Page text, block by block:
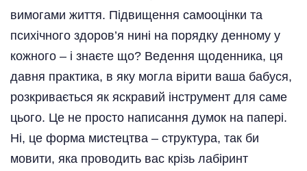
вимогами життя. Підвищення самооцінки та
психічного здоров’я нині на порядку денному у
кожного – і знаєте що? Ведення щоденника, ця
давня практика, в яку могла вірити ваша бабуся,
розкривається як яскравий інструмент для саме
цього. Це не просто написання думок на папері.
Ні, це форма мистецтва – структура, так би
мовити, яка проводить вас крізь лабіринт